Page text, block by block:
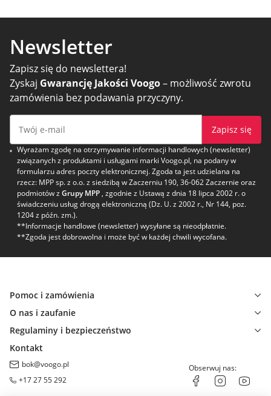
Newsletter
Zapisz się do newslettera!
Zyskaj Gwarancję Jakości Voogo– możliwość zwrotu
zamówienia bez podawania przyczyny.
Zapisz się
Wyrażam zgodę na otrzymywanie informacji handlowych (newsletter)
związanych z produktami i usługami marki Voogo.pl, na podany w
formularzu adres poczty elektronicznej. Zgoda ta jest udzielana na
rzecz: MPP sp. z o.o. z siedzibą w Zaczerniu 190, 36-062 Zaczernie oraz
podmiotów z Grupy MPP , zgodnie z Ustawą z dnia 18 lipca 2002 r. o
świadczeniu usług drogą elektroniczną (Dz. U. z 2002 r., Nr 144, poz.
1204 z późn. zm.).
**Informacje handlowe (newsletter) wysyłane są nieodpłatnie.
**Zgoda jest dobrowolna i może być w każdej chwili wycofana.
Pomoc i zamówienia
O nas i zaufanie
Regulaminy i bezpieczeństwo
Kontakt
bok@voogo.pl
+17 27 55 292
Obserwuj nas: